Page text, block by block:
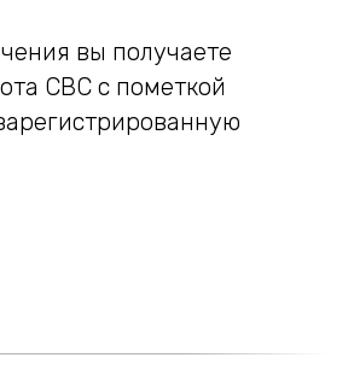
вы получаете
СВС с пометкой